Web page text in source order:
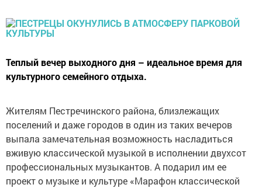
Теплый вечер выходного дня – идеальное время для
культурного семейного отдыха.
Жителям Пестречинского района, близлежащих
поселений и даже городов в один из таких вечеров
выпала замечательная возможность насладиться
вживую классической музыкой в исполнении двухсот
профессиональных музыкантов. А подарил им ее
проект о музыке и культуре «Марафон классической